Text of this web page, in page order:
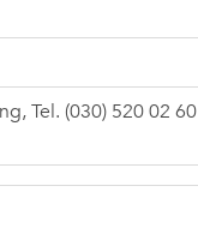
Tel. (030) 520 02 60